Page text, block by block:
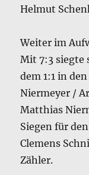
Helmut
Weiter im
Mit 7:3 siegte
dem 1:1 in
Niermeyer /
Matthias
Siegen für
Clemens
Zähler.